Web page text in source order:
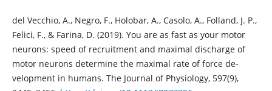
del Vecchio, A., Negro, F., Holobar, A., Casolo, A., Folland, J. P.,
Felici, F., & Farina, D. (2019). You are as fast as your motor
neurons: speed of recruitment and maximal discharge of
motor neurons determine the maximal rate of force de-
velopment in humans. The Journal of Physiology, 597(9),